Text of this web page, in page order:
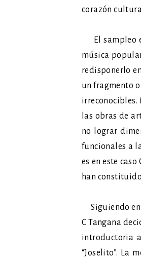
corazón
El sampleo
música
redisponerlo
un fragmento
irreconocibles.
las obras de
no lograr
funcionales a
es en este
han
Siguiendo en
C Tangana
introductoria a
“Joselito”. La